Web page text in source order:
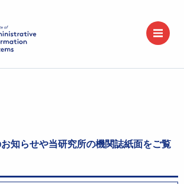
知らせや当研究所の機関誌紙面をご覧